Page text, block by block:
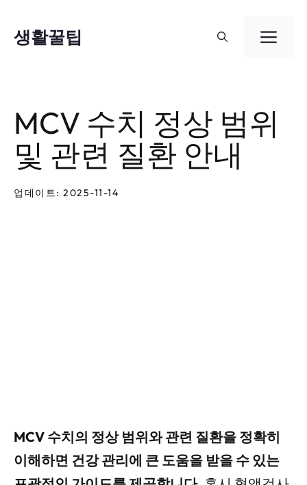
생활꿀팁
메
MCV 수치 정상 범위
및 관련 질환 안내
업데이트: 2025-11-14
MCV 수치의 정상 범위와 관련 질환을 정확히
이해하면 건강 관리에 큰 도움을 받을 수 있는